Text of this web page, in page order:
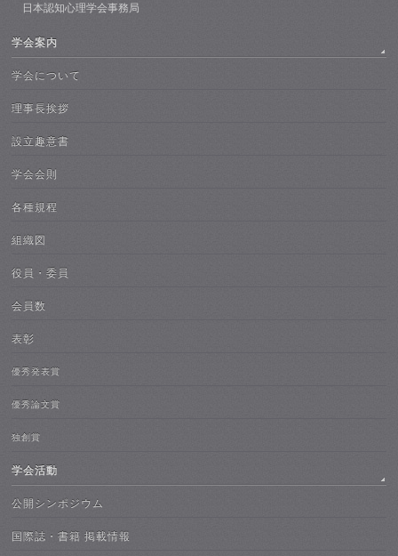
日本認知心理学会事務局
学会案内
学会について
理事長挨拶
設立趣意書
学会会則
各種規程
組織図
役員・委員
会員数
表彰
優秀発表賞
優秀論文賞
独創賞
学会活動
公開シンポジウム
国際誌・書籍 掲載情報